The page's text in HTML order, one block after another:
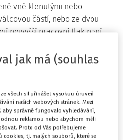
vně klenutými nebo
částí, nebo ze dvou
nejvyšší pracovní tlak není
větší než 10 000 bar.L a
nižší než 50 st. C a nejvyšší
z oceli vyšší než 300 st. C
ze slitin hliníku není vyšší než
jak má (souhlas
všech sil přinášet vysokou úroveň
našich webových stránek. Mezi
správně fungovalo vyhledávání,
reklamou nebo abychom měli
Proto od Vás potřebujeme
cookies, tj. malých souborů, které se